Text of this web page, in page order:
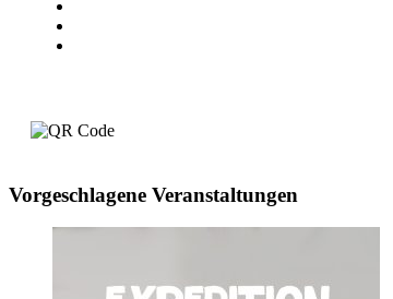
Vorgeschlagene Veranstaltungen